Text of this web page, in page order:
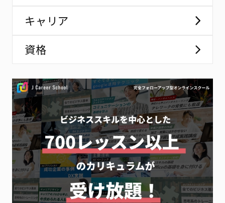
キャリア
資格